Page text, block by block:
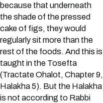
because that underneath
the shade of the pressed
cake of figs, they would
regularly sit more than the
rest of the foods. And this is
taught in the Tosefta
(Tractate Ohalot, Chapter 9,
Halakha 5). But the Halakha
is not according to Rabbi